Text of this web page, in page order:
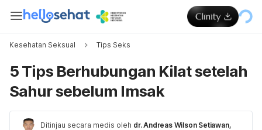
Kesehatan Seksual Tips Seks
5 Tips Berhubungan Kilat setelah
Sahur sebelum Imsak
Ditinjau secara medis oleh dr. Andreas Wilson Setiawan,